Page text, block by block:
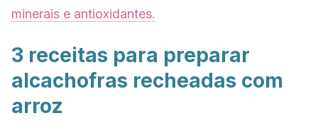
minerais e antioxidantes.
3 receitas para preparar
alcachofras recheadas com
arroz